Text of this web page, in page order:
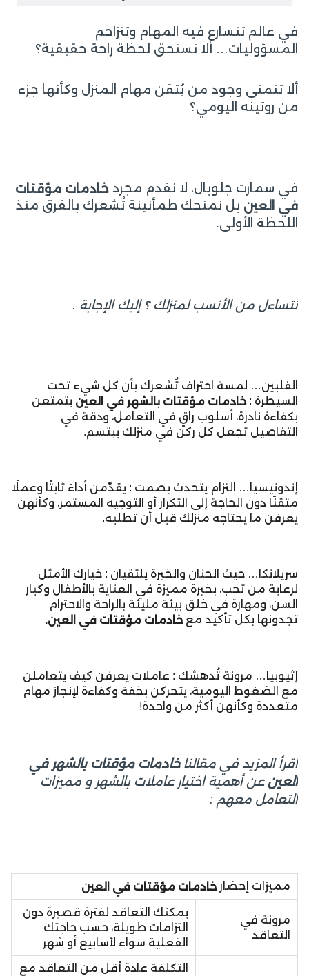
في عالم تتسارع فيه المهام وتتزاحم
المسؤوليات… ألا تستحق لحظة راحة حقيقية؟
ألا تتمنى وجود من يُتقن مهام المنزل وكأنها جزء
من روتينه اليومي؟
في سمارت جلوبال، لا نقدم مجرد خادمات مؤقتات
في العين بل نمنحك طمأنينة تُشعرك بالفرق منذ
اللحظة الأولى.
تتساءل من الأنسب لمنزلك ؟ إليك الإجابة .
الفلبين… لمسة احتراف تُشعرك بأن كل شيء تحت
السيطرة :خادمات مؤقتات بالشهر في العين يتمتعن
بكفاءة نادرة، أسلوب راقٍ في التعامل، ودقة في
التفاصيل تجعل كل ركن في منزلك يبتسم.
إندونيسيا… التزام يتحدث بصمت : يقدّمن أداءً ثابتًا وعملًا
متقنًا دون الحاجة إلى التكرار أو التوجيه المستمر، وكأنهن
يعرفن ما يحتاجه منزلك قبل أن تطلبه.
سريلانكا… حيث الحنان والخبرة يلتقيان : خيارك الأمثل
لرعاية من تحب، بخبرة مميزة في العناية بالأطفال وكبار
السن، ومهارة في خلق بيئة مليئة بالراحة والاحترام
تجدونها بكل تأكيد معخادمات مؤقتات في العين.
إثيوبيا… مرونة تُدهشك : عاملات يعرفن كيف يتعاملن
مع الضغوط اليومية، يتحركن بخفة وكفاءة لإنجاز مهام
متعددة وكأنهن أكثر من واحدة!
اقرأ المزيد في مقالناخادمات مؤقتات بالشهر في
العينعن أهمية اختيار عاملات بالشهر و مميزات
التعامل معهم :
مميزات إحضارخادمات مؤقتات في العين
مرونة في
التعاقد
يمكنك التعاقد لفترة قصيرة دون
التزامات طويلة، حسب حاجتك
الفعلية سواء لأسابيع أو شهر
التكلفة عادة أقل من التعاقد مع